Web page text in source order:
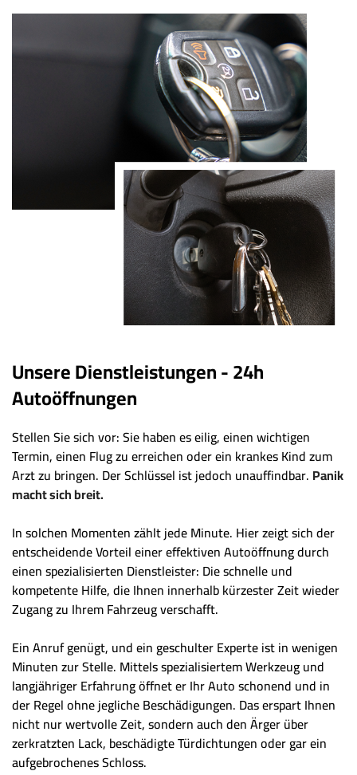
Unsere Dienstleistungen - 24h
Autoöffnungen
Stellen Sie sich vor: Sie haben es eilig, einen wichtigen
Termin, einen Flug zu erreichen oder ein krankes Kind zum
Arzt zu bringen. Der Schlüssel ist jedoch unauffindbar. Panik
macht sich breit.
In solchen Momenten zählt jede Minute. Hier zeigt sich der
entscheidende Vorteil einer effektiven Autoöffnung durch
einen spezialisierten Dienstleister: Die schnelle und
kompetente Hilfe, die Ihnen innerhalb kürzester Zeit wieder
Zugang zu Ihrem Fahrzeug verschafft.
Ein Anruf genügt, und ein geschulter Experte ist in wenigen
Minuten zur Stelle. Mittels spezialisiertem Werkzeug und
langjähriger Erfahrung öffnet er Ihr Auto schonend und in
der Regel ohne jegliche Beschädigungen. Das erspart Ihnen
nicht nur wertvolle Zeit, sondern auch den Ärger über
zerkratzten Lack, beschädigte Türdichtungen oder gar ein
aufgebrochenes Schloss.